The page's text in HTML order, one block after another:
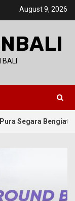
August 9, 2026
Bupati